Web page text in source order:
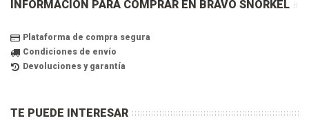
INFORMACIÓN PARA COMPRAR EN BRAVO SNORKEL
Plataforma de compra segura
Condiciones de envío
Devoluciones y garantía
TE PUEDE INTERESAR